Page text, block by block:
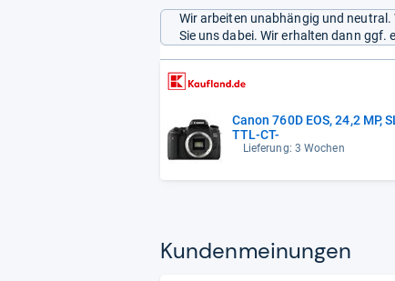
Wir arbeiten unabhängig und
Sie uns dabei. Wir erhalten dann ggf.
Canon 760D EOS, 24,2 MP,
TTL-CT-
Lieferung: 3 Wochen
Kun­den­mei­nun­gen